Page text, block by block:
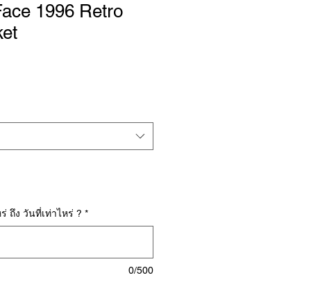
1996 Retro
ถึง วันที่เท่าไหร่ ? *
0/500